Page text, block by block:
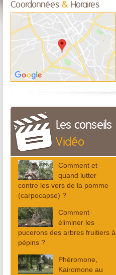
Coordonnées & Horaires
Les conseils
Vidéo
Comment et
quand lutter
contre les vers de la pomme
(carpocapse) ?
Comment
éliminer les
pucerons des arbres fruitiers à
pépins ?
Phéromone,
Kairomone au